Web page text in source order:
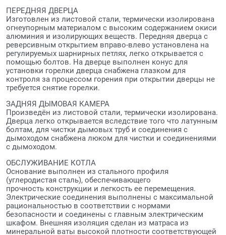
ПЕРЕДНЯЯ ДВЕРЦА
Изготовлен из листовой стали, термически изолирована
огнеупорным материалом с высоким содержанием окиси
алюминия и изолирующих веществ. Передняя дверца с
реверсивным открытием вправо-влево установлена на
регулируемых шарнирных петлях, легко открывается с
помощью болтов. На дверце выполнен конус для
установки горелки дверца снабжена глазком для
контроля за процессом горения при открытии дверцы не
требуется снятие горелки.
ЗАДНЯЯ ДЫМОВАЯ КАМЕРА
Произведён из листовой стали, термически изолирована.
Дверца легко открывается вследствие того что латунным
болтам, для чистки дымовых труб и соединения с
дымоходом снабжена люком для чистки и соединениями
с дымоходом.
ОБСЛУЖИВАНИЕ КОТЛА
Основание выполнен из стального профиля
(углеродистая сталь), обеспечивающего
прочность конструкции и легкость ее перемещения.
Электрические соединения выполнены с максимальной
рациональностью в соответствии с нормами
безопасности и соединены с главным электрическим
шкафом. Внешняя изоляция сделан из матраса из
минеральной ваты высокой плотности соответствующей